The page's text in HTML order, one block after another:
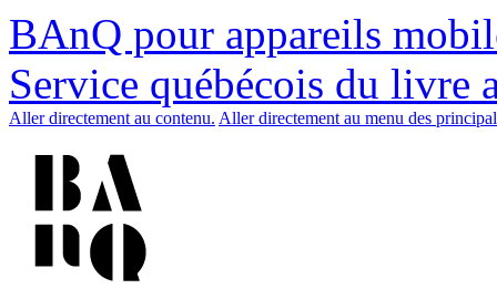
BAnQ pour appareils
Service québécois du livre
Aller directement au contenu. Aller directement au menu des